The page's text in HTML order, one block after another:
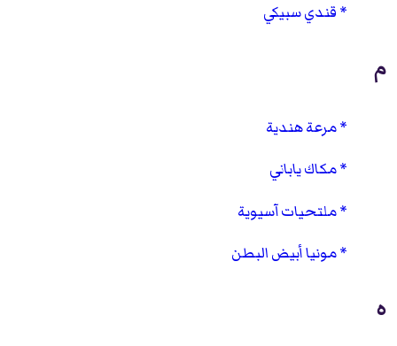
قندي سبيكي
م
مرعة هندية
مكاك ياباني
ملتحيات آسيوية
مونيا أبيض البطن
ه